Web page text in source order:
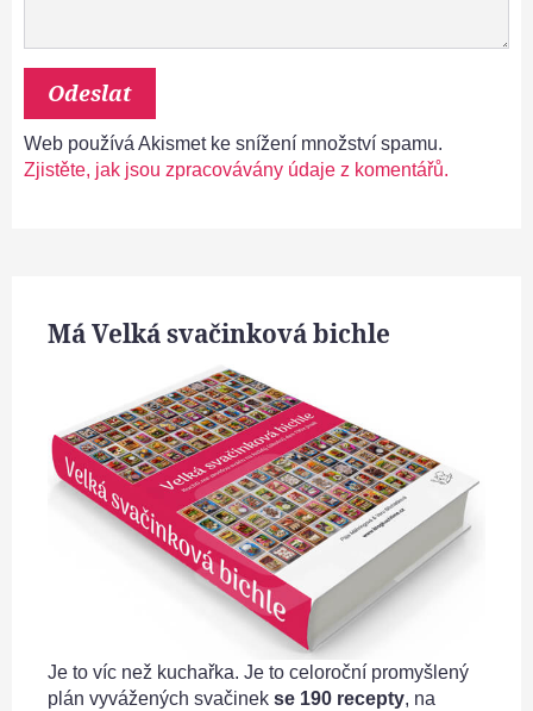
Web používá Akismet ke snížení množství spamu.
Zjistěte, jak jsou zpracovávány údaje z komentářů.
Má Velká svačinková bichle
Je to víc než kuchařka. Je to celoroční promyšlený
plán vyvážených svačinek se 190 recepty, na